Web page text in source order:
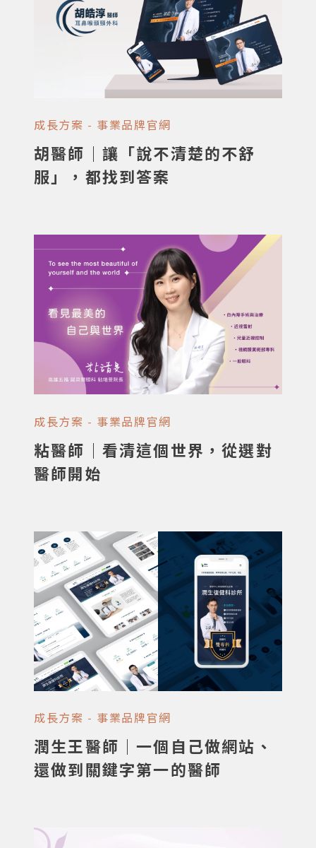
要花心力經營自己。所以我們幫你準備好： 快
速上線：不用來回磨合，立刻就能採用 實惠價
格：省下陪跑成本，直接回饋給你 專人維護：
技術更新我們包辦，還會持續開發省心功能 讓
成長方案 - 事業品牌官網
胡醫師｜讓「說不清楚的不舒
服」，都找到答案
成長方案 - 事業品牌官網
粘醫師｜看清這個世界，從選對
醫師開始
成長方案 - 事業品牌官網
潤生王醫師｜一個自己做網站、
還做到關鍵字第一的醫師